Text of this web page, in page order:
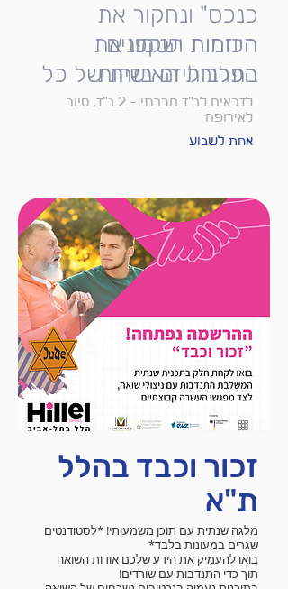
כנכס" ונחקור את
הכוחות הטמונים
בתרבות האישית של כל
משתתף. לאחר מכן,
נחלק את המשתתפים
לפתח יוזמות שיבטאו
את העושר התרבותי
ויציעו פתרונות
לאתגרים של קהל
הסטודנטים במכללה.
היוזמות ישקפו את
הפלורליזם בזהות
היהודית ובתרבות של
כל משתתף.
לחוויה מעצבת ומלאת
תוכן – אל תפספסו את
הסיור לאירופה!
לזכאים לנ"ז חברתי - 2 נ"ז, סיור
לאירופה
אחת לשבוע
מלגה שנתית עם תוכן משמעותי! *לסטודנטים
שגרים במעונות בלבד*
בואו להעמיק את הידע שלכם אודות השואה
תוך כדי התנדבות עם שורדים!
זכור וכבד בהלל
ת"א